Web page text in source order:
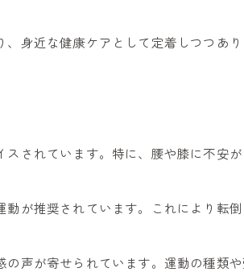
くケアアドバイス
身体違和感対策法
身近な健康ケアとして定着しつつあ
されています。特に、腰や膝に不安
が推奨されています。これにより転
声が寄せられています。運動の種類